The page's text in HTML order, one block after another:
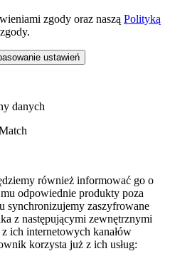
zgody oraz naszą Polityką
ustawień
danych
również informować go o
odpowiednie produkty poza
synchronizujemy zaszyfrowane
z następującymi zewnętrznymi
ich internetowych kanałów
korzysta już z ich usług: